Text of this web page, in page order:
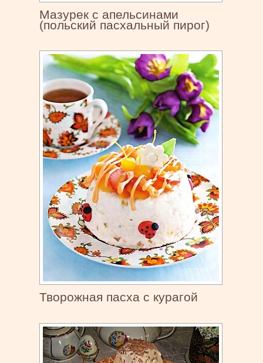
Мазурек с апельсинами
(польский пасхальный пирог)
Творожная пасха с курагой